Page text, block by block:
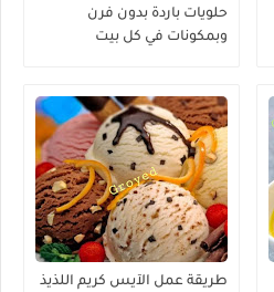
حلويات باردة بدون فرن
وبمكونات في كل بيت
طريقة عمل الآيس كريم اللذيذ